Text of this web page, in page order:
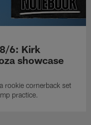
6: Kirk
showcase
rookie cornerback set
practice.